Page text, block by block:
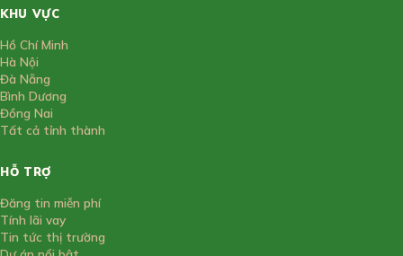
KHU VỰC
Hồ Chí Minh
Hà Nội
Đà Nẵng
Bình Dương
Đồng Nai
Tất cả tỉnh thành
HỖ TRỢ
Đăng tin miễn phí
Tính lãi vay
Tin tức thị trường